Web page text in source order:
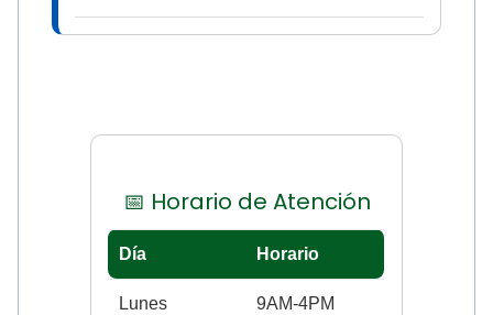
📅 Horario de Atención
Día Horario
Lunes 9AM-4PM